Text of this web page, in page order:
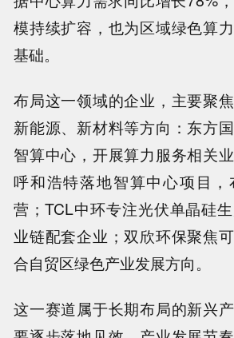
模持续扩容，也为区域绿色算
基础。
布局这一领域的企业，主要聚
新能源、新材料等方向：东方
智算中心，开展算力服务相关
呼和浩特落地智算中心项目
营；TCL中环专注光伏单晶硅
业链配套企业；双欣环保聚焦
合自贸区绿色产业发展方向。
这一赛道属于长期布局的新兴